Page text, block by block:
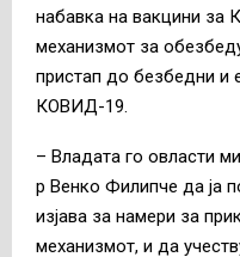
набавка на вакцини за
механизмот за
пристап до безбедни и
КОВИД-19.
– Владата го овласти
р Венко Филипче да ја
изјава за намери за
механизмот, и да